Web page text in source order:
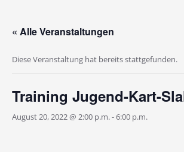
« Alle Veranstaltungen
Diese Veranstaltung hat bereits stattgefunden.
Training Jugend-Kart-
August 20, 2022 @ 2:00 p.m.-6:00 p.m.